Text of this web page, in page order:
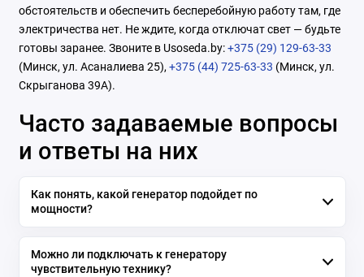
обстоятельств и обеспечить бесперебойную работу там, где
электричества нет. Не ждите, когда отключат свет — будьте
готовы заранее. Звоните в Usoseda.by:+375 (29) 129-63-33
(Минск, ул. Асаналиева 25), +375 (44) 725-63-33 (Минск, ул.
Скрыганова 39А).
Часто задаваемые вопросы
и ответы на них
Как понять, какой генератор подойдет по
мощности?
Можно ли подключать к генератору
чувствительную технику?